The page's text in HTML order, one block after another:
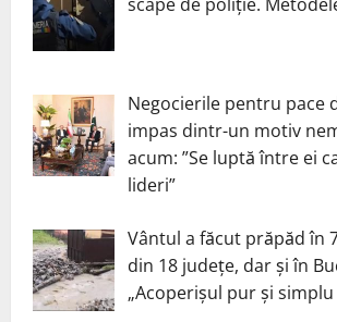
Negocierile pentru pace
impas dintr-un motiv
acum: ”Se luptă între ei
lideri”
Vântul a făcut prăpăd în
din 18 județe, dar și în
„Acoperișul pur și